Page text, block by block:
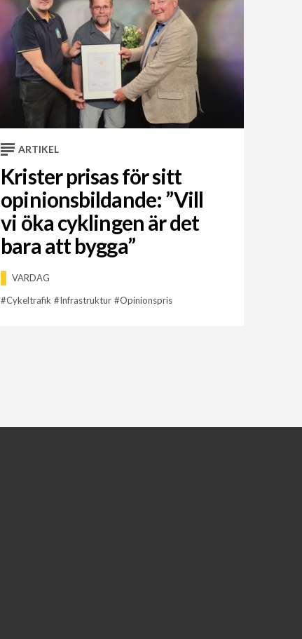
ARTIKEL
Krister prisas för sitt
opinionsbildande: ”Vill
vi öka cyklingen är det
bara att bygga”
VARDAG
Cykeltrafik
Infrastruktur Opinionspris